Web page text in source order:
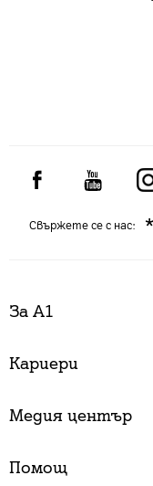
Свържете се с нас:
За А1
Кариери
Медия център
Помощ